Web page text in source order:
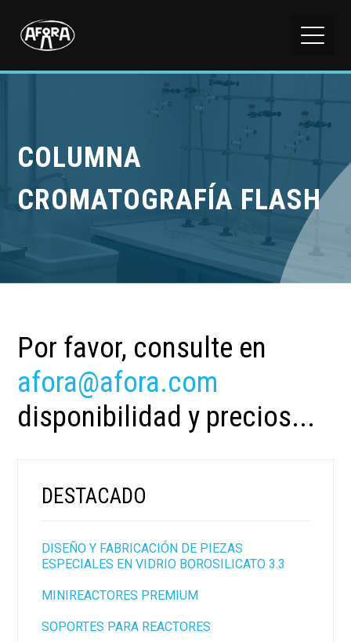
COLUMNA
CROMATOGRAFÍA FLASH
Por favor, consulte en
afora@afora.com
disponibilidad y precios...
DESTACADO
DISEÑO Y FABRICACIÓN DE PIEZAS
ESPECIALES EN VIDRIO BOROSILICATO 3.3
MINIREACTORES PREMIUM
SOPORTES PARA REACTORES